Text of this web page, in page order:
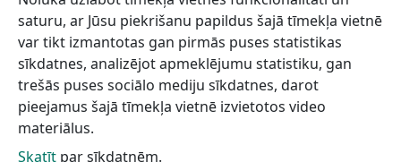
jaunākās aktualitātes.
Vēlos saņemt jaunumus uz norādīto e-pasta adresi.
saturu, ar Jūsu piekrišanu papildus šajā tīmekļa vietnē
var tikt izmantotas gan pirmās puses statistikas
sīkdatnes, analizējot apmeklējumu statistiku, gan
trešās puses sociālo mediju sīkdatnes, darot
pieejamus šajā tīmekļa vietnē izvietotos video
materiālus.
Skatīt par sīkdatnēm.